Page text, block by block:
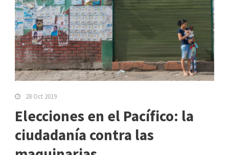
28 Oct 2019
Elecciones en el Pacífico: la
ciudadanía contra las